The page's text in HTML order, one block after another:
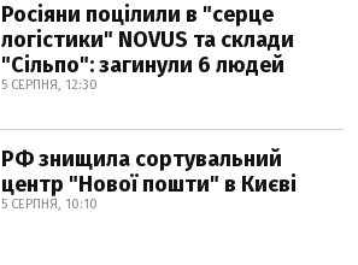
Росіяни поцілили в "серце
логістики" NOVUS та склади
"Сільпо": загинули 6 людей
5 СЕРПНЯ, 12:30
РФ знищила сортувальний
центр "Нової пошти" в Києві
5 СЕРПНЯ, 10:10